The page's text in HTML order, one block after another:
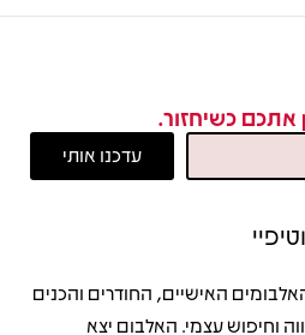
אתכם כשיחזור.
תיאור
האישיים, החודרים והכנים
וחיפוש עצמי. האלבום יצא